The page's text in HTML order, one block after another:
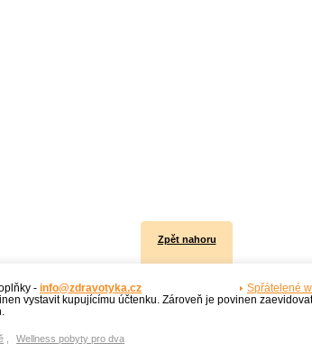
Zpět nahoru
- info@zdravotyka.cz
vystavit kupujícímu účtenku. Zároveň je povinen
Spřátelené
Wellness pobyty pro dva